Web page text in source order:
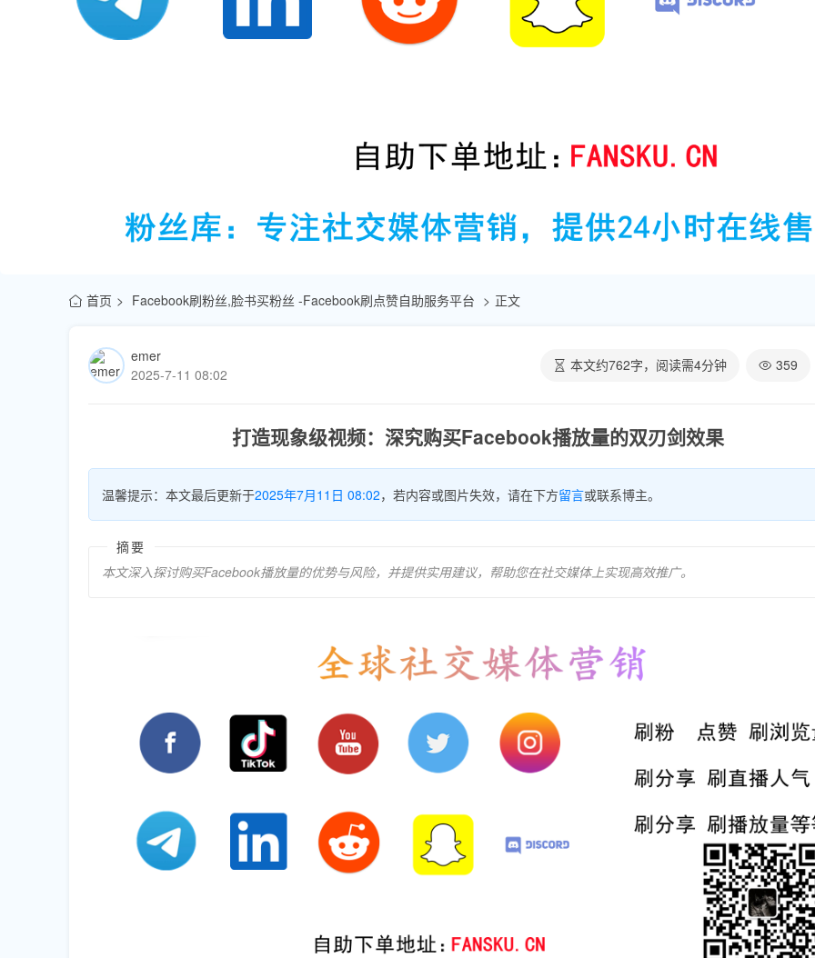
首页 Facebook刷粉丝,脸书买粉丝 -Facebook刷点赞自助服务平台 正文
emer
2025-7-11 08:02
本文约762字，阅读需4分钟 359
打造现象级视频：深究购买Facebook播放量的双刃剑效果
温馨提示：本文最后更新于2025年7月11日 08:02，若内容或图片失效，请在下方留言或联系博主。
摘要
本文深入探讨购买Facebook播放量的优势与风险，并提供实用建议，帮助您在社交媒体上实现高效推广。